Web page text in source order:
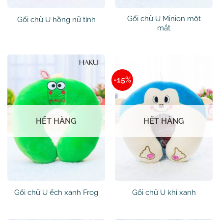
Gối chữ U hồng nữ tính
Gối chữ U Minion một
mắt
HẾT HÀNG
Gối chữ U ếch xanh Frog
-15%
HẾT HÀNG
Gối chữ U khỉ xanh